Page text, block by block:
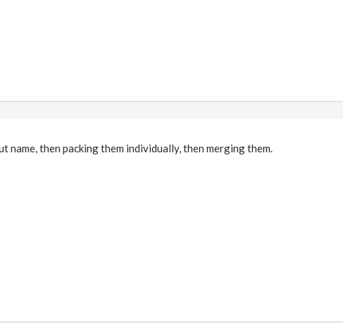
then packing them individually, then merging them.